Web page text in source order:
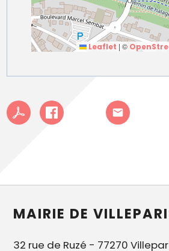
Leaflet | ©
MAIRIE DE
32 rue de Ruzé - 77270